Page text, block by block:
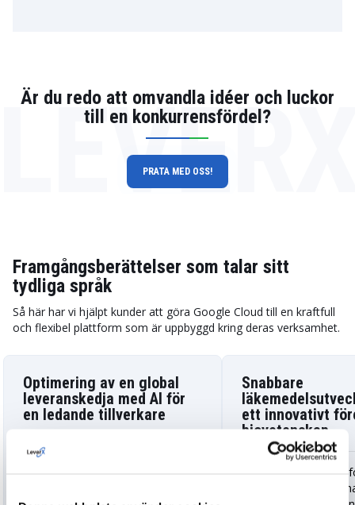
Är du redo att omvandla idéer och luckor
till en konkurrensfördel?
PRATA MED OSS!
Framgångsberättelser som talar sitt
tydliga språk
Så här har vi hjälpt kunder att göra Google Cloud till en kraftfull
och flexibel plattform som är uppbyggd kring deras verksamhet.
Optimering av en global
leveranskedja med AI för
en ledande tillverkare
Vår kund, en stor
Snabbare
ett innovativt
biovetenskap
Ett ledande
behövde analysera